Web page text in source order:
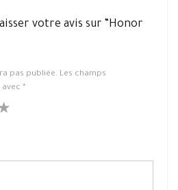
votre avis sur “Honor
pas publiée. Les champs
*